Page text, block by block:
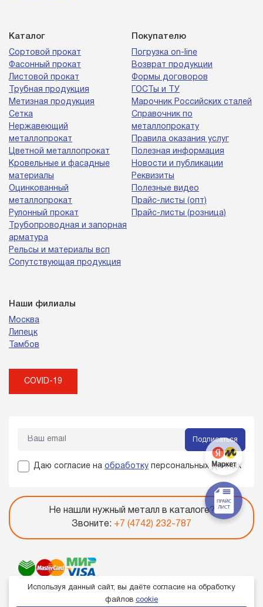
Каталог
Сортовой прокат
Фасонный прокат
Листовой прокат
Трубная продукция
Метизная продукция
Сетка
Нержавеющий
металлопрокат
Цветной металлопрокат
Кровельные и фасадные
материалы
Оцинкованный
металлопрокат
Рулонный прокат
Трубопроводная и запорная
арматура
Рельсы и материалы всп
Сопутствующая продукция
Покупателю
Погрузка on-line
Возврат продукции
Формы договоров
ГОСТы и ТУ
Марочник Российских сталей
Справочник по
металлопрокату
Правила оказания услуг
Полезная информация
Новости и публикации
Реквизиты
Полезные видео
Прайс-листы (опт)
Прайс-листы (розница)
Наши филиалы
Москва
Липецк
Тамбов
COVID-19
Подписаться
Даю согласие на обработку персональных данных
Не нашли нужный металл в каталоге?
Звоните: +7 (4742) 232-787
Используя данный сайт, вы даёте согласие на обработку
файлов cookie